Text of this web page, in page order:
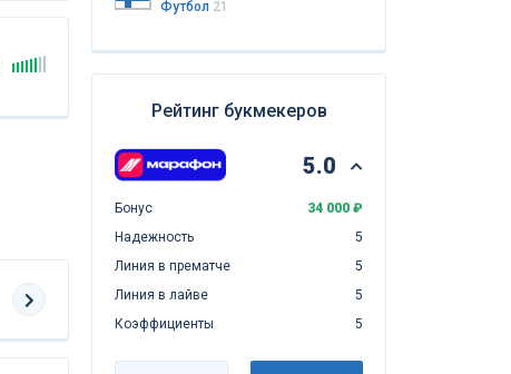
Футбол 21
Рейтинг букмекеров
5.0
Бонус
34 000 ₽
Надежность
5
Линия в прематче
5
Линия в лайве
5
Коэффициенты
5